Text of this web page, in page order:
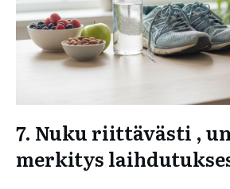
7. Nuku riittävästi ,
merkitys